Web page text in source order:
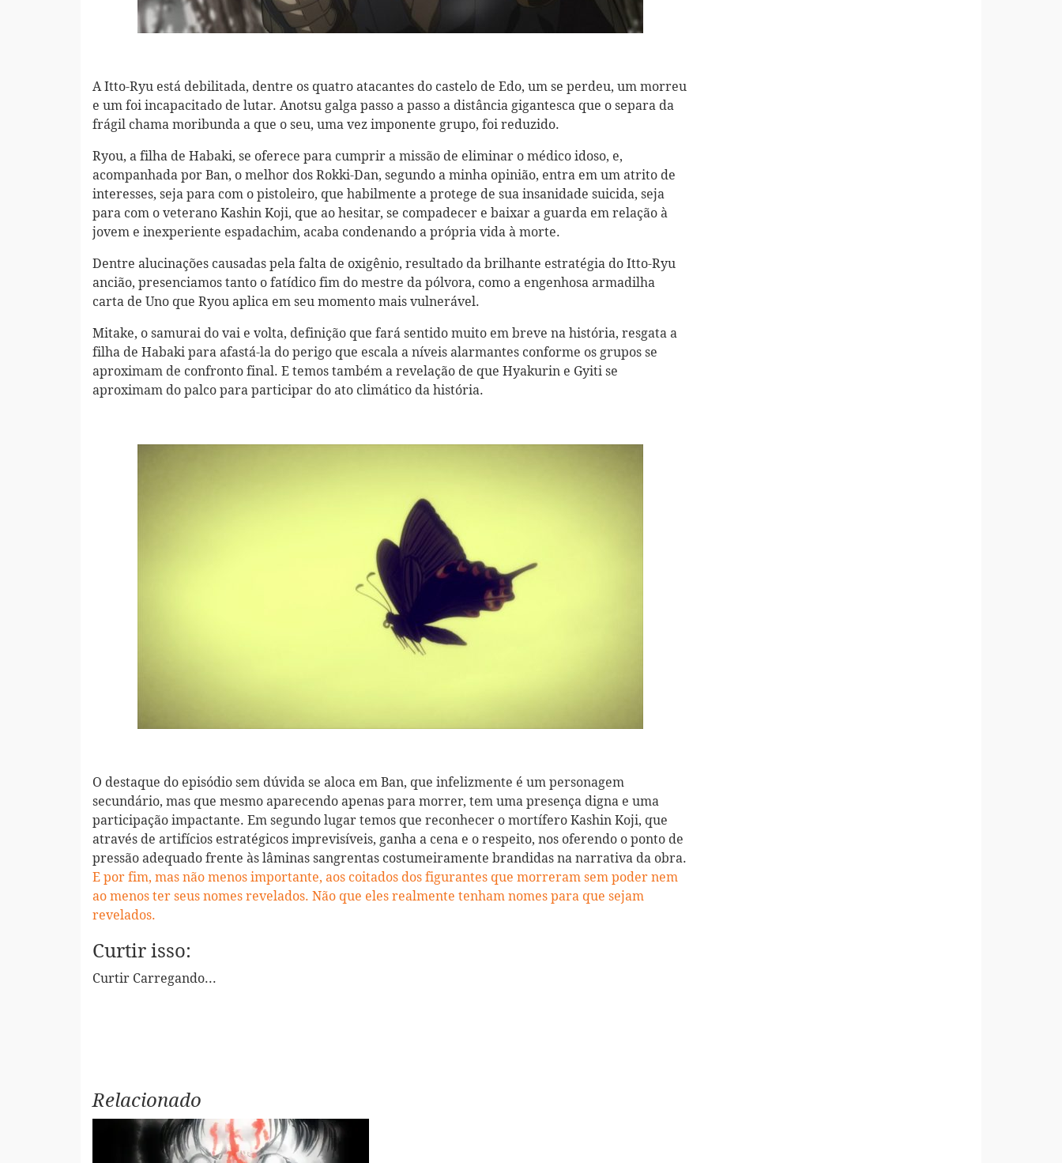
A Itto-Ryu está debilitada, dentre os quatro atacantes do castelo de Edo, um se perdeu, um morreu
e um foi incapacitado de lutar. Anotsu galga passo a passo a distância gigantesca que o separa da
frágil chama moribunda a que o seu, uma vez imponente grupo, foi reduzido.
Ryou, a filha de Habaki, se oferece para cumprir a missão de eliminar o médico idoso, e,
acompanhada por Ban, o melhor dos Rokki-Dan, segundo a minha opinião, entra em um atrito de
interesses, seja para com o pistoleiro, que habilmente a protege de sua insanidade suicida, seja
para com o veterano Kashin Koji, que ao hesitar, se compadecer e baixar a guarda em relação à
jovem e inexperiente espadachim, acaba condenando a própria vida à morte.
Dentre alucinações causadas pela falta de oxigênio, resultado da brilhante estratégia do Itto-Ryu
ancião, presenciamos tanto o fatídico fim do mestre da pólvora, como a engenhosa armadilha
carta de Uno que Ryou aplica em seu momento mais vulnerável.
Mitake, o samurai do vai e volta, definição que fará sentido muito em breve na história, resgata a
filha de Habaki para afastá-la do perigo que escala a níveis alarmantes conforme os grupos se
aproximam de confronto final. E temos também a revelação de que Hyakurin e Gyiti se
aproximam do palco para participar do ato climático da história.
O destaque do episódio sem dúvida se aloca em Ban, que infelizmente é um personagem
secundário, mas que mesmo aparecendo apenas para morrer, tem uma presença digna e uma
participação impactante. Em segundo lugar temos que reconhecer o mortífero Kashin Koji, que
através de artifícios estratégicos imprevisíveis, ganha a cena e o respeito, nos oferendo o ponto de
pressão adequado frente às lâminas sangrentas costumeiramente brandidas na narrativa da obra.
E por fim, mas não menos importante, aos coitados dos figurantes que morreram sem poder nem
ao menos ter seus nomes revelados. Não que eles realmente tenham nomes para que sejam
revelados.
Curtir isso:
Curtir Carregando...
Relacionado